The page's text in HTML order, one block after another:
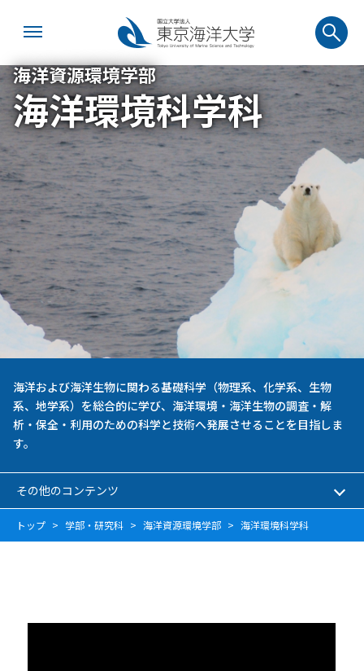
海洋資源環境学部
海洋環境科学科
海洋および海洋生物に関わる基礎科学（物理系、化学系、生物
系、地学系）を総合的に学び、海洋環境・海洋生物の調査・解
析・保全・利用のための科学と技術へ発展させることを目指しま
す。
その他のコンテンツ
トップ 学部・研究科 海洋資源環境学部 海洋環境科学科